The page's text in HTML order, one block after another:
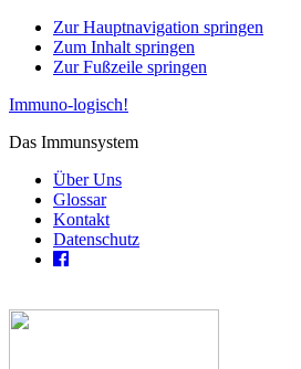
Zur Hauptnavigation springen
Zum Inhalt springen
Zur Fußzeile springen
Immuno-logisch!
Das Immunsystem
Über Uns
Glossar
Kontakt
Datenschutz